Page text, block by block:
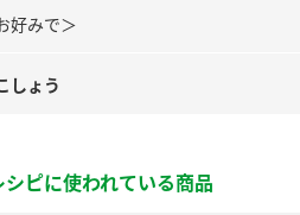
好みで＞
しょう
シピに使われている商品